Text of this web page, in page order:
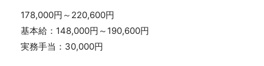
178,000円～220,600円
基本給：148,000円～190,600円
実務手当：30,000円